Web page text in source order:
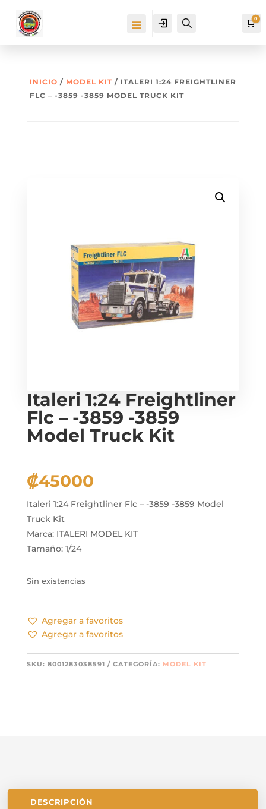
Cuenta 0
INICIO / MODEL KIT/ ITALERI 1:24 FREIGHTLINER
FLC – -3859 -3859 MODEL TRUCK KIT
Italeri 1:24 Freightliner
Flc – -3859 -3859
Model Truck Kit
₡45000
Italeri 1:24 Freightliner Flc – -3859 -3859 Model
Truck Kit
Marca: ITALERI MODEL KIT
Tamaño: 1/24
Sin existencias
Agregar a favoritos
Agregar a favoritos
SKU: 8001283038591 CATEGORÍA: MODEL KIT
DESCRIPCIÓN